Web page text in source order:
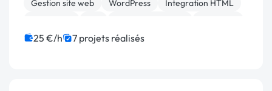
Gestion site web WordPress
Integration HTML
Docker
25 €/h 7 projets réalisés